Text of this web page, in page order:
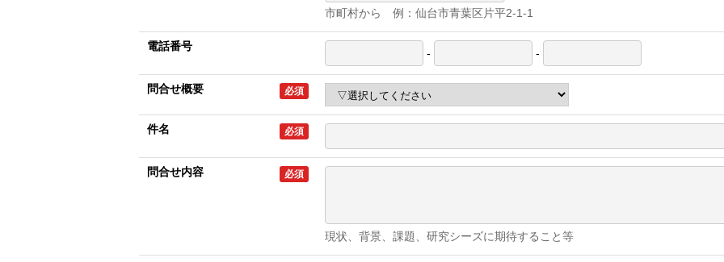
市町村から 例：仙台市青葉区片平2-1-1
電話番号
- -
問合せ概要 必須
件名 必須
問合せ内容 必須
現状、背景、課題、研究シーズに期待すること等